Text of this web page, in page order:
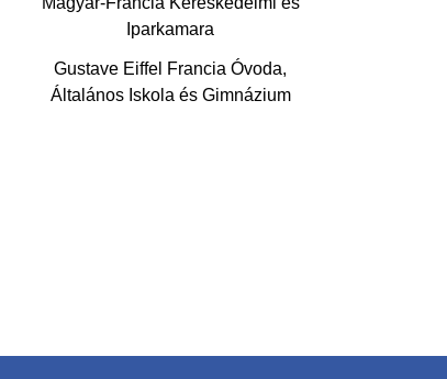
Iparkamara
Gustave Eiffel Francia Óvoda,
Általános Iskola és Gimnázium